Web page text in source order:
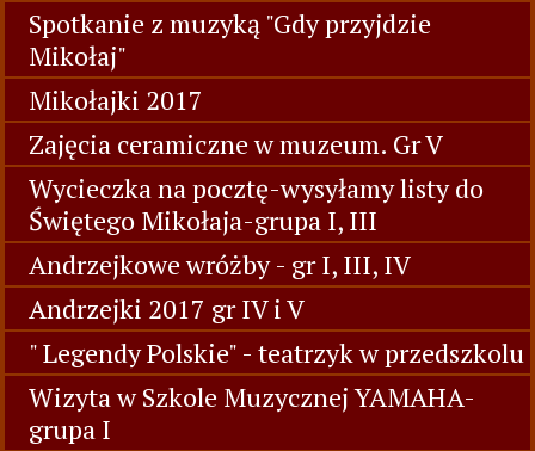
Spotkanie z muzyką "Gdy przyjdzie
Mikołaj"
Mikołajki 2017
Zajęcia ceramiczne w muzeum. Gr V
Wycieczka na pocztę-wysyłamy listy do
Świętego Mikołaja-grupa I, III
Andrzejkowe wróżby - gr I, III, IV
Andrzejki 2017 gr IV i V
" Legendy Polskie" - teatrzyk w przedszkolu
Wizyta w Szkole Muzycznej YAMAHA-
grupa I